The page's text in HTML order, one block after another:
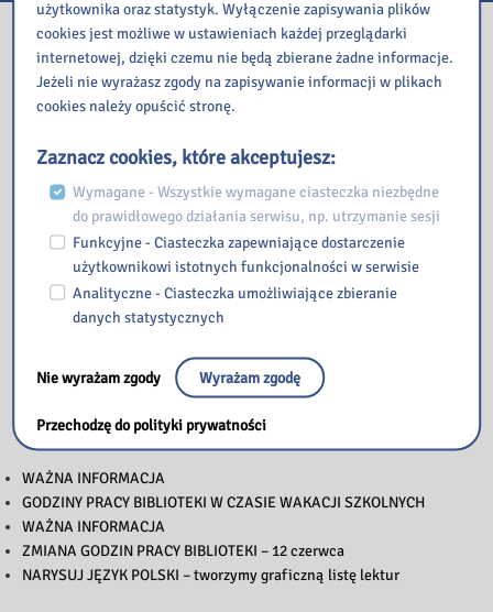
Nasza biblioteka
Przeczytaj
WAŻNA INFORMACJA
GODZINY PRACY BIBLIOTEKI W CZASIE WAKACJI SZKOLNYCH
WAŻNA INFORMACJA
ZMIANA GODZIN PRACY BIBLIOTEKI – 12 czerwca
NARYSUJ JĘZYK POLSKI – tworzymy graficzną listę lektur
użytkownika oraz statystyk. Wyłączenie zapisywania plików
cookies jest możliwe w ustawieniach każdej przeglądarki
internetowej, dzięki czemu nie będą zbierane żadne informacje.
Jeżeli nie wyrażasz zgody na zapisywanie informacji w plikach
cookies należy opuścić stronę.
Zaznacz cookies, które akceptujesz:
Wymagane - Wszystkie wymagane ciasteczka niezbędne
do prawidłowego działania serwisu, np. utrzymanie sesji
Funkcyjne - Ciasteczka zapewniające dostarczenie
użytkownikowi istotnych funkcjonalności w serwisie
Analityczne - Ciasteczka umożliwiające zbieranie
danych statystycznych
Nie wyrażam zgody Wyrażam zgodę
Przechodzę do polityki prywatności